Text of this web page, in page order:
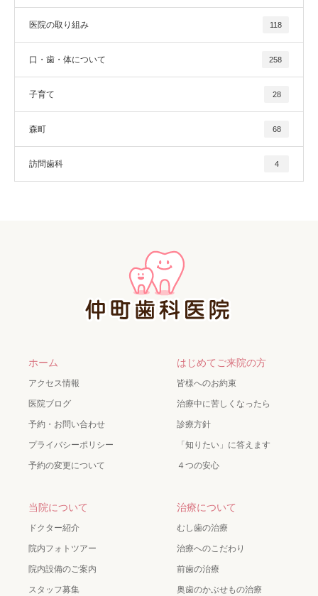
医院の取り組み 118
口・歯・体について 258
子育て 28
森町 68
訪問歯科 4
ホーム
アクセス情報
医院ブログ
予約・お問い合わせ
プライバシーポリシー
予約の変更について
はじめてご来院の方
皆様へのお約束
治療中に苦しくなったら
診療方針
「知りたい」に答えます
４つの安心
当院について
ドクター紹介
院内フォトツアー
院内設備のご案内
スタッフ募集
治療について
むし歯の治療
治療へのこだわり
前歯の治療
奥歯のかぶせもの治療